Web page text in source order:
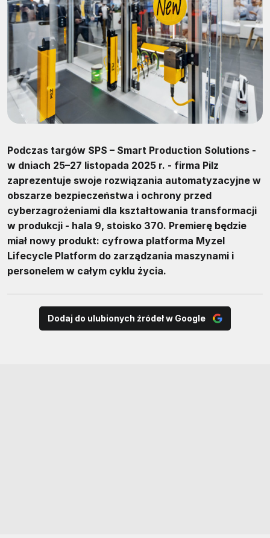
Podczas targów SPS – Smart Production Solutions -
w dniach 25–27 listopada 2025 r. - firma Pilz
zaprezentuje swoje rozwiązania automatyzacyjne w
obszarze bezpieczeństwa i ochrony przed
cyberzagrożeniami dla kształtowania transformacji
w produkcji - hala 9, stoisko 370. Premierę będzie
miał nowy produkt: cyfrowa platforma Myzel
Lifecycle Platform do zarządzania maszynami i
personelem w całym cyklu życia.
Dodaj do ulubionych źródeł w Google